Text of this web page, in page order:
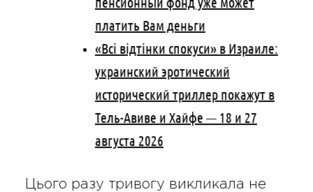
платить Вам деньги
«Всі відтінки спокуси» в Израиле:
украинский эротический
исторический триллер покажут в
Тель-Авиве и Хайфе — 18 и 27
августа 2026
Цього разу тривогу викликала не